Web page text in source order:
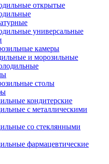
открытые
универсальные
камеры
и морозильные
столы
кондитерские
с металлическими
со стеклянными
фармацевтические